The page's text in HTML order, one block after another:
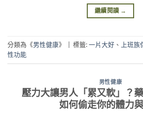
繼續閱讀 →
分類為《男性健康》 標籤:一片大好 、 上班族
性功能
男性健康
壓力大讓男人「累又軟」？
如何偷走你的體力